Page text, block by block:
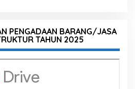
PENGADAAN BARANG/JASA
TAHUN 2025